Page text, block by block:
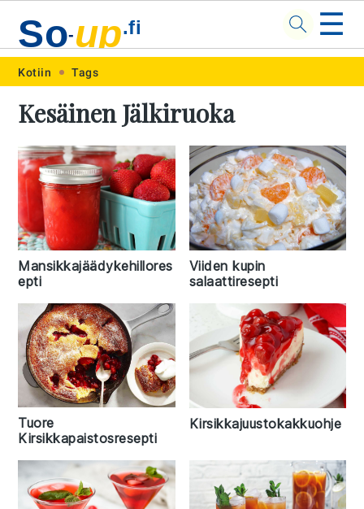
Skip
primary
navigation
Skip
main
content
Skip
primary
sidebar
Skip
footer
So-up.fi ☰
Kotiin Tags
Kesäinen Jälkiruoka
Mansikkajäädykehillores
epti
Viiden kupin
salaattiresepti
Tuore
Kirsikkapaistosresepti
Kirsikkajuustokakkuohje